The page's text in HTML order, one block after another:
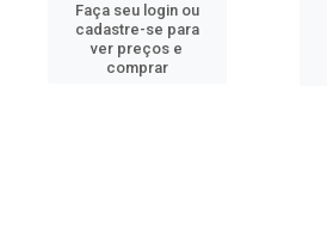
Faça seu login ou
cadastre-se para
ver preços e
comprar